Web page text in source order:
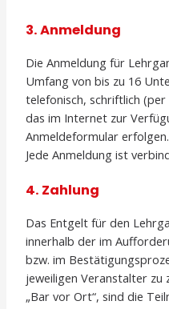
3. Anmeldung
Die Anmeldung für
Umfang von bis zu 16
telefonisch, schriftlich
das im Internet zur
Anmeldeformular erfolgen.
Jede Anmeldung ist
4. Zahlung
Das Entgelt für den
innerhalb der im
bzw. im
jeweiligen Veranstalter zu
„Bar vor Ort“, sind die